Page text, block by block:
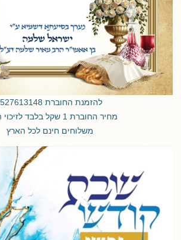
להזמנת החוברת 0527613148
מחיר החוברת 1 שקל בלבד לזיכוי הרבים
משלוחים חינם לכל הארץ